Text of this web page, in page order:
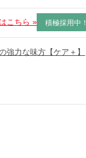
こちら » 積極採用中！
強力な味方【ケア＋】